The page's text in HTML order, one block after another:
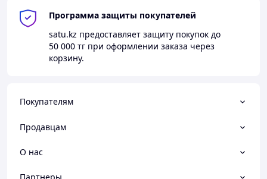
Программа защиты покупателей
satu.kz предоставляет защиту покупок до
50 000 тг при оформлении заказа через
корзину.
Покупателям
Продавцам
О нас